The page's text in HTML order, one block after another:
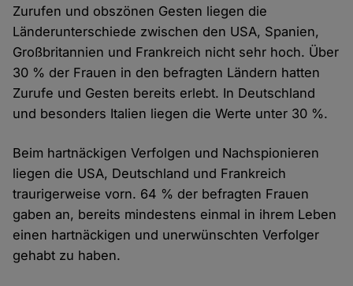
Zurufen und obszönen Gesten liegen die
Länderunterschiede zwischen den USA, Spanien,
Großbritannien und Frankreich nicht sehr hoch. Über
30 % der Frauen in den befragten Ländern hatten
Zurufe und Gesten bereits erlebt. In Deutschland
und besonders Italien liegen die Werte unter 30 %.
Beim hartnäckigen Verfolgen und Nachspionieren
liegen die USA, Deutschland und Frankreich
traurigerweise vorn. 64 % der befragten Frauen
gaben an, bereits mindestens einmal in ihrem Leben
einen hartnäckigen und unerwünschten Verfolger
gehabt zu haben.